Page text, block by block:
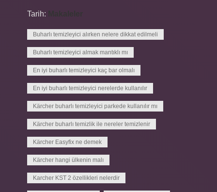
Tarih:
Buharlı temizleyici alırken nelere dikkat edilmeli
Buharlı temizleyici almak mantıklı mı
En iyi buharlı temizleyici kaç bar olmalı
En iyi buharlı temizleyici nerelerde kullanılır
Kärcher buharlı temizleyici parkede kullanılır mı
Kärcher buharlı temizlik ile nereler temizlenir
Kärcher Easyfix ne demek
Kärcher hangi ülkenin malı
Karcher KST 2 özellikleri nelerdir